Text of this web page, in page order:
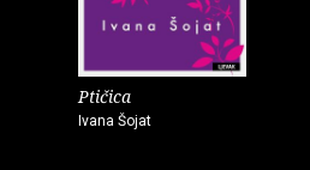
Ptičica
Ivana Šojat